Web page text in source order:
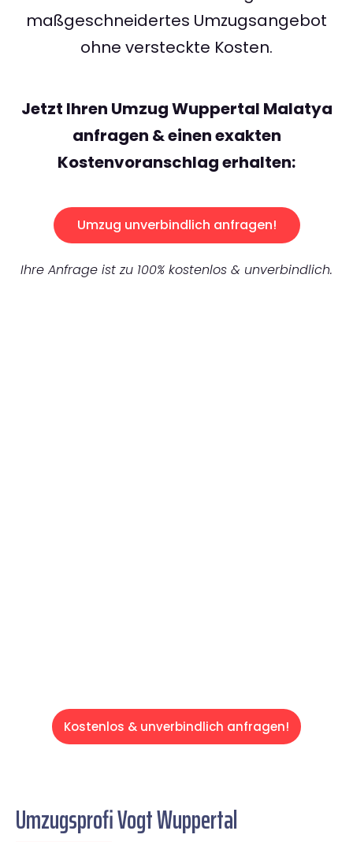
maßgeschneidertes Umzugsangebot
ohne versteckte Kosten.
Jetzt Ihren Umzug Wuppertal Malatya
anfragen & einen exakten
Kostenvoranschlag erhalten:
Umzug unverbindlich anfragen!
Ihre Anfrage ist zu 100% kostenlos & unverbindlich.
Kostenlos & unverbindlich anfragen!
Umzugsprofi Vogt Wuppertal